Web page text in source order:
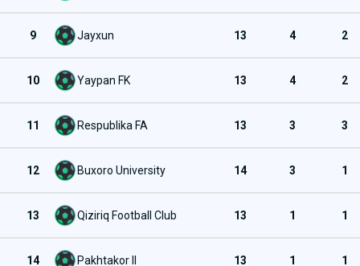
9 Jayxun 13 4 2
10 Yaypan FK 13 4 2
11 Respublika FA 13 3 3
12 Buxoro University 14 3 1
13 Qiziriq Football Club 13 1 1
14 Pakhtakor II 13 1 1